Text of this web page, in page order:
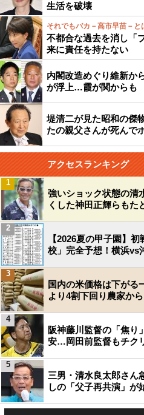
生活を破壊
それでもバカ－高市早苗－と
不都合な過去を消し「
来に責任を持たない
内閣改造めぐり維新か
が浮上…霞が関からも
堤清二が見た昭和の傑
たの親父さんが死んで
アクセスランキング
強いショック状態の
くした神田正輝らもた
1
【2026夏の甲子園】
校」完全予想！横浜
2
国内の米価格は下が
より4割下回り農家か
3
阪神藤川監督の「焦り
安…岡田前監督もチク
4
三男・清水良太郎さ
しの「父子再共演」が
5